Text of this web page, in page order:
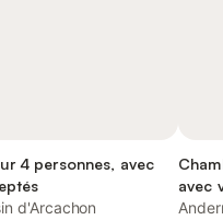
4 personnes, avec
d'Arcachon
avec